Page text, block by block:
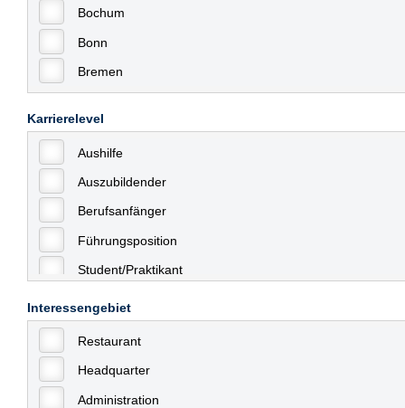
Bochum
Bonn
Bremen
Celle
Chemnitz
Dessau
Dresden
Düsseldorf
Erfurt
Essen
Frankfurt
Frankfurt am Main
Freiburg
Karrierelevel
Aushilfe
Auszubildender
Berufsanfänger
Führungsposition
Student/Praktikant
Interessengebiet
Restaurant
Headquarter
Administration